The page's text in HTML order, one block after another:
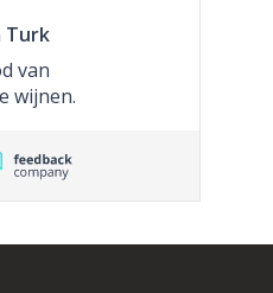
tegen de beste
web.
Turk
van
wijnen.